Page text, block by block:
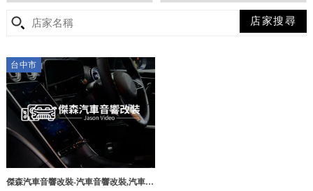
台中市
傑森汽車音響改裝-汽車音響改裝,汽車保